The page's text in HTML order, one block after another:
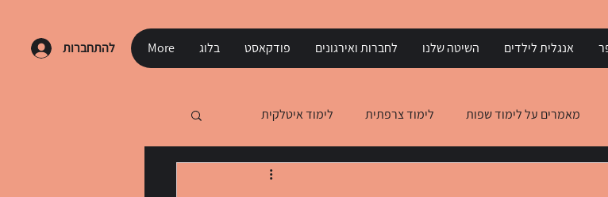
אנגלית לילדים השיטה שלנו לחברות ואירגונים פודקאסט בלוג More להתחברות
מאמרים על לימוד שפות לימוד צרפתית לימוד איטלקית
באנגלית